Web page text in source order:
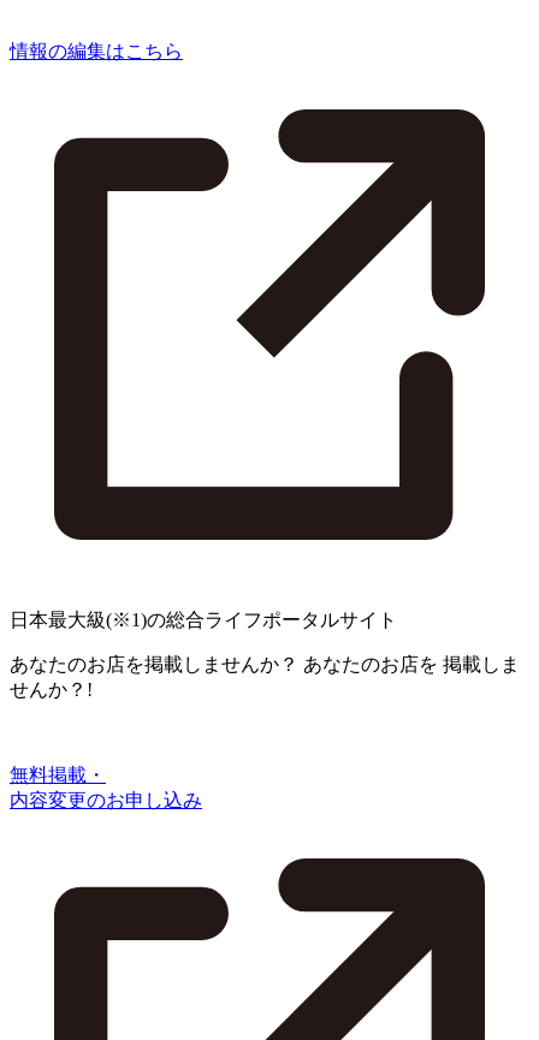
情報の編集はこちら
日本最大級(※1)の総合ライフポータルサイト
あなたのお店を掲載しませんか？ あなたのお店を 掲載しま
せんか？!
無料掲載・
内容変更のお申し込み